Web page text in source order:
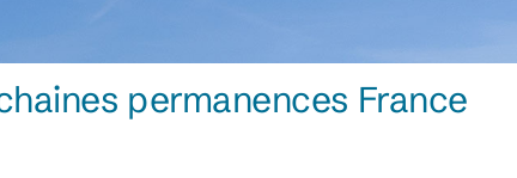
URBANISME
permanences France